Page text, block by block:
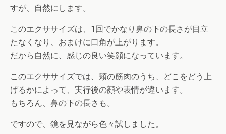
すが、自然にします。
このエクササイズは、1回でかなり鼻の下の長さが目立
たなくなり、おまけに口角が上がります。
だから自然に、感じの良い笑顔になっています。
このエクササイズでは、頬の筋肉のうち、どこをどう上
げるかによって、実行後の顔や表情が違います。
もちろん、鼻の下の長さも。
ですので、鏡を見ながら色々試しました。